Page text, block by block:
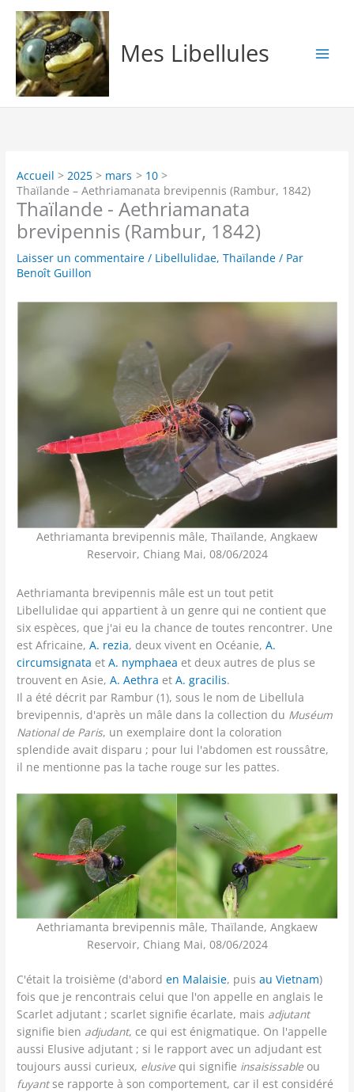
Aller
contenu
Mes Libellules
Accueil 2025 mars
10
Thaïlande – Aethriamanata brevipennis (Rambur, 1842)
Thaïlande - Aethriamanata
brevipennis (Rambur, 1842)
Laisser un commentaire / Libellulidae,Thaïlande / Par
Benoît Guillon
Aethriamanta brevipennis mâle, Thaïlande, Angkaew
Reservoir, Chiang Mai, 08/06/2024
Aethriamanta brevipennis mâle est un tout petit
Libellulidae qui appartient à un genre qui ne contient que
six espèces, que j'ai eu la chance de toutes rencontrer. Une
est Africaine,A. rezia, deux vivent en Océanie,A.
circumsignata etA. nymphaea et deux autres de plus se
trouvent en Asie,A. Aethra etA. gracilis.
Il a été décrit par Rambur (1), sous le nom de Libellula
brevipennis, d'après un mâle dans la collection du Muséum
National de Paris, un exemplaire dont la coloration
splendide avait disparu ; pour lui l'abdomen est roussâtre,
il ne mentionne pas la tache rouge sur les pattes.
Aethriamanta brevipennis mâle, Thaïlande, Angkaew
Reservoir, Chiang Mai, 08/06/2024
C'était la troisième (d'aborden Malaisie, puisau Vietnam)
fois que je rencontrais celui que l'on appelle en anglais le
Scarlet adjutant ; scarlet signifie écarlate, mais adjutant
signifie bien adjudant, ce qui est énigmatique. On l'appelle
aussi Elusive adjutant ; si le rapport avec un adjudant est
toujours aussi curieux, elusive qui signifie insaisissable ou
fuyantse rapporte à son comportement, car il est considéré